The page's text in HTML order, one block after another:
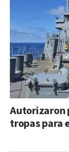
Autorizaron
tropas para